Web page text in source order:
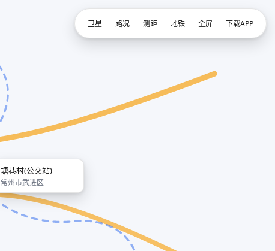
塘巷村(公交站)
常州市武进区
卫星 路况 测距 地铁 全屏 下载APP